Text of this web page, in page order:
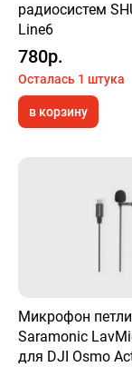
радиосистем
Line6
780р.
Осталась 1 штука
в корзину
Микрофон
Saramonic
для DJI Osmo